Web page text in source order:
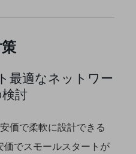
ドコモ mini ドコモBiz かけ放題
最適なネットワー
討
価で柔軟に設計できる
でスモールスタートが